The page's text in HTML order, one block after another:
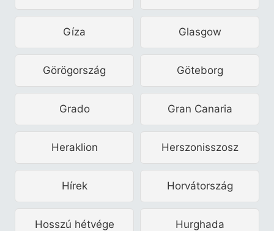
Gíza Glasgow
Görögország Göteborg
Grado Gran Canaria
Heraklion Herszonisszosz
Hírek Horvátország
Hosszú hétvége
Hurghada